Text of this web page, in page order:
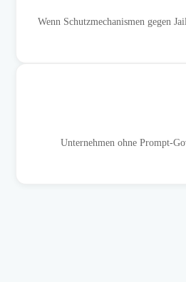
Wenn Schutzmechanismen gegen
Unternehmen ohne Prompt-